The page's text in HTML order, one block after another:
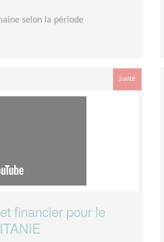
selon la période
Santé
financier pour le